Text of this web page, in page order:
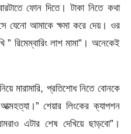
ফোন দিতে। টাকা নিতে কথা
যেনো আমাকে ক্ষমা করে দেয়। ওর
রিমেম্বারিং লাশ মামা”। অনেকেই
মারামারি, প্রতিশোধ নিতে বোনকে
শেয়ার লিংকের ক্যাপশন
এটার শেষ দেখিয়ে ছাড়বো”।